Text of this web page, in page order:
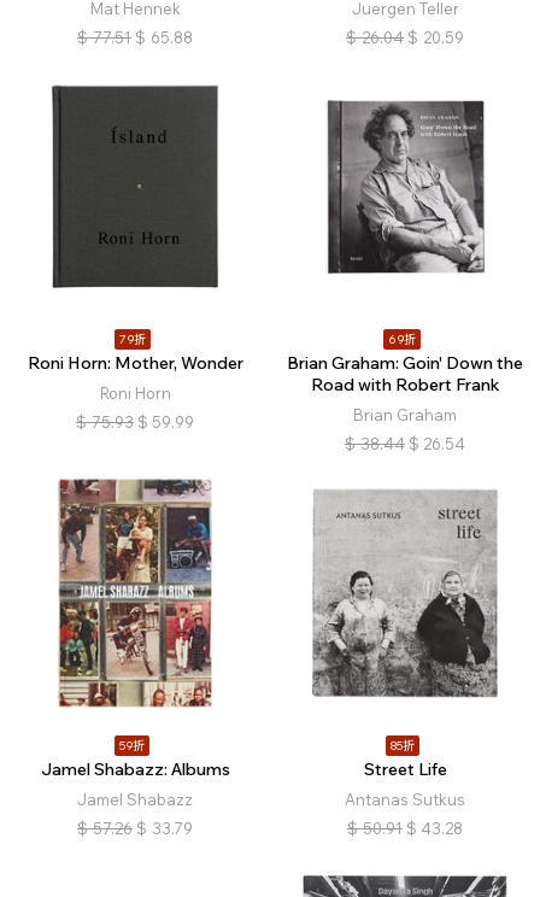
Mat Hennek
$ 77.51 $ 65.88
Juergen Teller
$ 26.04 $ 20.59
79折
Roni Horn: Mother, Wonder
Roni Horn
$ 75.93 $ 59.99
69折
Brian Graham: Goin' Down the
Road with Robert Frank
Brian Graham
$ 38.44 $ 26.54
59折
Jamel Shabazz: Albums
Jamel Shabazz
$ 57.26 $ 33.79
85折
Street Life
Antanas Sutkus
$ 50.91 $ 43.28